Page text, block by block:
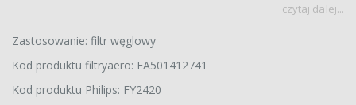
czytaj dalej...
Zastosowanie: filtr węglowy
Kod produktu filtryaero: FA501412741
Kod produktu Philips: FY2420